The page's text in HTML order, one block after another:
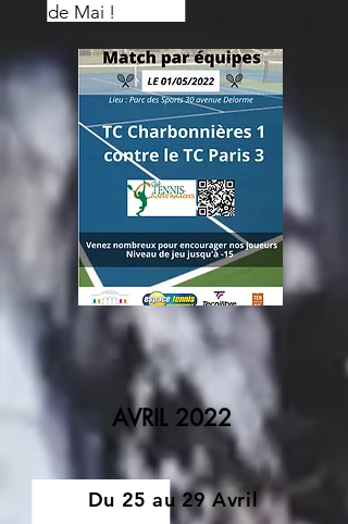
de Mai !
AVRIL 2022
Du 25 au 29 Avril